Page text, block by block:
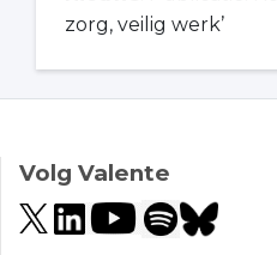
zorg, veilig werk’
Volg Valente